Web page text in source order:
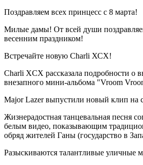
Поздравляем всех принцесс с 8 марта!
Милые дамы! От всей души
весенним праздником!
Встречайте новую Charli ХСХ!
Charli XCX рассказала подробности о
внезапного мини-альбома "Vroom
Major Lazer выпустили новый клип на
Жизнерадостная танцевальная песня
белым видео, показывающим
обряд жителей Ганы (государство в
Разыскиваются талантливые уличные